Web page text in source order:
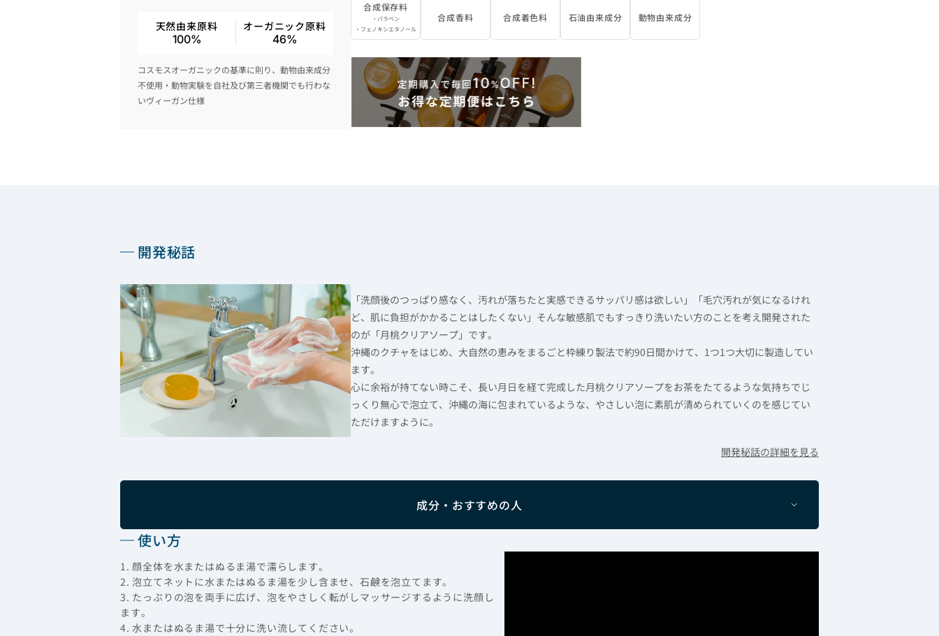
天然由来原料
100%
オーガニック原料
46%
コスモスオーガニックの基準に則り、動物由来成分
不使用・動物実験を自社及び第三者機関でも行わな
いヴィーガン仕様
合成保存料
・パラベン
・フェノキシエタノール
合成香料 合成着色料 石油由来成分 動物由来成分
開発秘話
「洗顔後のつっぱり感なく、汚れが落ちたと実感できるサッパリ感は欲しい」「毛穴汚れが気になるけれ
ど、肌に負担がかかることはしたくない」そんな敏感肌でもすっきり洗いたい方のことを考え開発された
のが「月桃クリアソープ」です。
沖縄のクチャをはじめ、大自然の恵みをまるごと枠練り製法で約90日間かけて、1つ1つ大切に製造してい
ます。
心に余裕が持てない時こそ、長い月日を経て完成した月桃クリアソープをお茶をたてるような気持ちでじ
っくり無心で泡立て、沖縄の海に包まれているような、やさしい泡に素肌が清められていくのを感じてい
ただけますように。
開発秘話の詳細を見る
成分・おすすめの人
使い方
1. 顔全体を水またはぬるま湯で濡らします。
2. 泡立てネットに水またはぬるま湯を少し含ませ、石鹸を泡立てます。
3. たっぷりの泡を両手に広げ、泡をやさしく転がしマッサージするように洗顔し
ます。
4. 水またはぬるま湯で十分に洗い流してください。